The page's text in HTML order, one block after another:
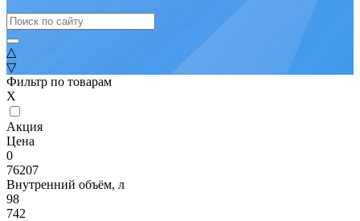
△
▽
Фильтр по товарам
X
Акция
Цена
0
76207
Внутренний объём, л
98
742